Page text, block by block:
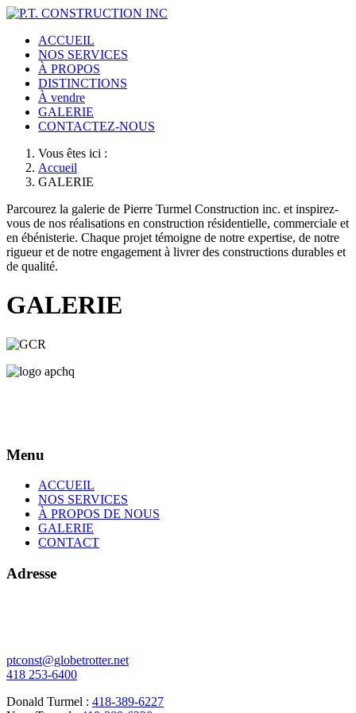
ACCUEIL
NOS SERVICES
À PROPOS
DISTINCTIONS
À vendre
GALERIE
CONTACTEZ-NOUS
Vous êtes ici :
Accueil
GALERIE
Parcourez la galerie de Pierre Turmel Construction inc. et inspirez-
vous de nos réalisations en construction résidentielle, commerciale et
en ébénisterie. Chaque projet témoigne de notre expertise, de notre
rigueur et de notre engagement à livrer des constructions durables et
de qualité.
GALERIE
Menu
ACCUEIL
NOS SERVICES
À PROPOS DE NOUS
GALERIE
CONTACT
Adresse
ptconst@globetrotter.net
418 253-6400
Donald Turmel : 418-389-6227